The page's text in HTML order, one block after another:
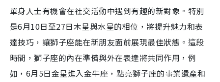
單身人士有機會在社交活動中遇到有趣的新對象。特別
是6月10日至27日木星與水星的相位，將提升魅力和表
達技巧，讓獅子座能在新朋友面前展現最佳狀態。這段
時間，獅子座的內在準備與外在表達將共同作用，例
如，6月5日金星進入金牛座，點亮獅子座的事業遺產和